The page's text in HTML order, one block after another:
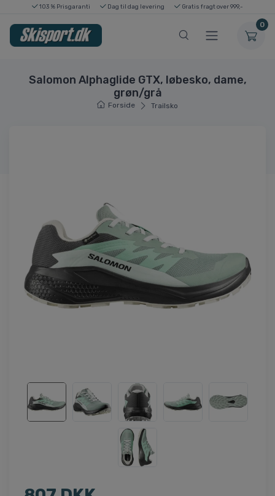
103 % Prisgaranti Dag til dag levering Gratis fragt over 999,-
0
Salomon Alphaglide GTX, løbesko, dame,
grøn/grå
Forside Trailsko